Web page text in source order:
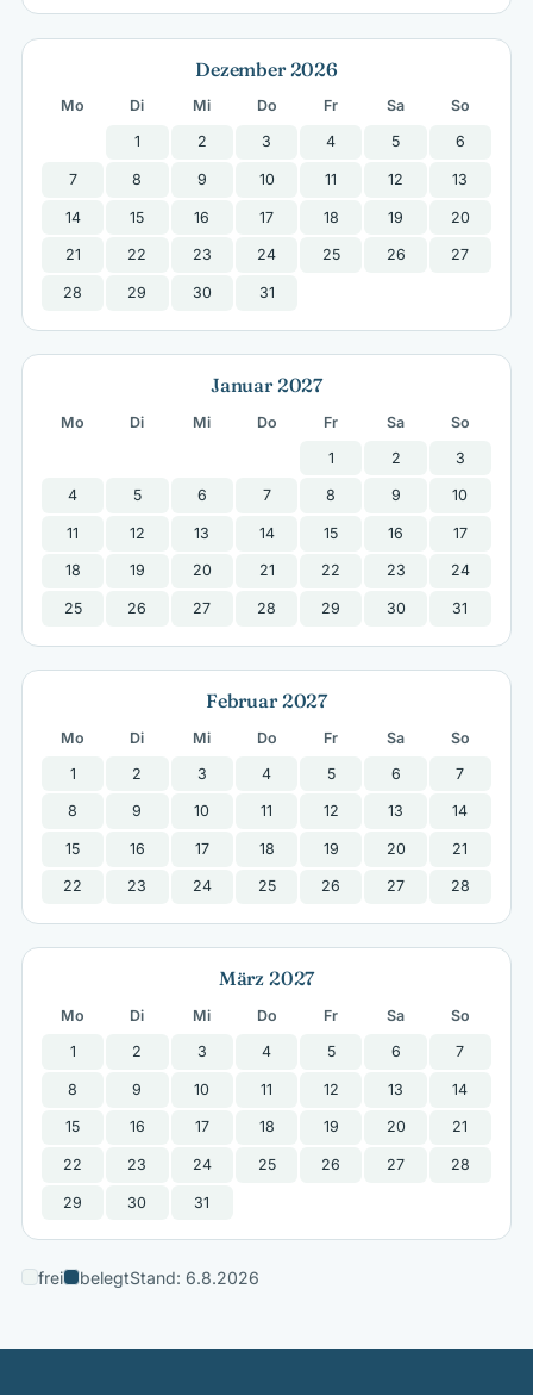
Dezember 2026
Mo Di Mi Do Fr Sa
So
1
2 3 4 5 6
7 8 9 10 11 12 13
14 15 16 17 18 19 20
21 22 23 24 25 26 27
28 29 30 31
Januar 2027
Mo Di Mi Do Fr Sa
So
1
2 3
4 5 6 7 8 9 10
11 12 13 14 15 16 17
18 19 20 21 22 23 24
25 26 27 28 29 30 31
Februar 2027
Mo Di Mi Do Fr Sa
So
1
2 3 4 5 6 7
8 9 10 11 12 13 14
15 16 17 18 19 20 21
22 23 24 25 26 27 28
März 2027
Mo Di Mi Do Fr Sa
So
1
2 3 4 5 6 7
8 9 10 11 12 13 14
15 16 17 18 19 20 21
22 23 24 25 26 27 28
29 30 31
frei belegtStand: 6.8.2026